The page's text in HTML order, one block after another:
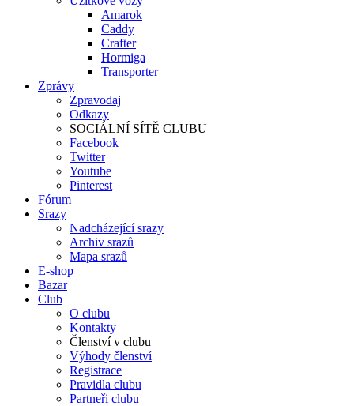
Amarok
Caddy
Crafter
Hormiga
Transporter
Zprávy
Zpravodaj
Odkazy
SOCIÁLNÍ SÍTĚ CLUBU
Facebook
Twitter
Youtube
Pinterest
Fórum
Srazy
Nadcházející srazy
Archiv srazů
Mapa srazů
E-shop
Bazar
Club
O clubu
Kontakty
Členství v clubu
Výhody členství
Registrace
Pravidla clubu
Partneři clubu